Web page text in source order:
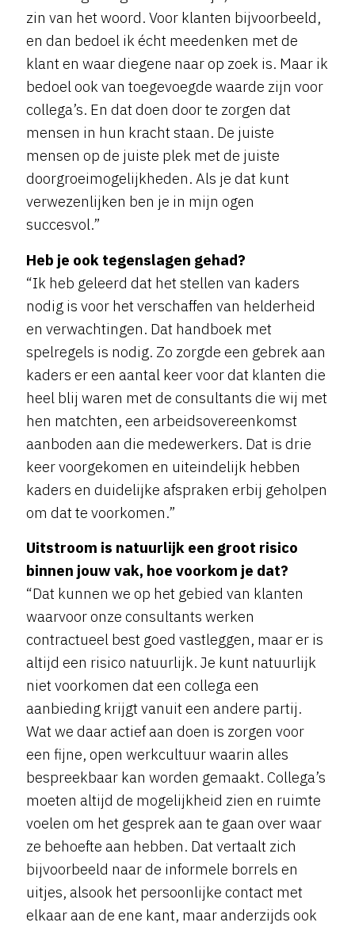
zin van het woord. Voor klanten bijvoorbeeld,
en dan bedoel ik écht meedenken met de
klant en waar diegene naar op zoek is. Maar ik
bedoel ook van toegevoegde waarde zijn voor
collega’s. En dat doen door te zorgen dat
mensen in hun kracht staan. De juiste
mensen op de juiste plek met de juiste
doorgroeimogelijkheden. Als je dat kunt
verwezenlijken ben je in mijn ogen
succesvol.”
Heb je ook tegenslagen gehad?
“Ik heb geleerd dat het stellen van kaders
nodig is voor het verschaffen van helderheid
en verwachtingen. Dat handboek met
spelregels is nodig. Zo zorgde een gebrek aan
kaders er een aantal keer voor dat klanten die
heel blij waren met de consultants die wij met
hen matchten, een arbeidsovereenkomst
aanboden aan die medewerkers. Dat is drie
keer voorgekomen en uiteindelijk hebben
kaders en duidelijke afspraken erbij geholpen
om dat te voorkomen.”
Uitstroom is natuurlijk een groot risico
binnen jouw vak, hoe voorkom je dat?
“Dat kunnen we op het gebied van klanten
waarvoor onze consultants werken
contractueel best goed vastleggen, maar er is
altijd een risico natuurlijk. Je kunt natuurlijk
niet voorkomen dat een collega een
aanbieding krijgt vanuit een andere partij.
Wat we daar actief aan doen is zorgen voor
een fijne, open werkcultuur waarin alles
bespreekbaar kan worden gemaakt. Collega’s
moeten altijd de mogelijkheid zien en ruimte
voelen om het gesprek aan te gaan over waar
ze behoefte aan hebben. Dat vertaalt zich
bijvoorbeeld naar de informele borrels en
uitjes, alsook het persoonlijke contact met
elkaar aan de ene kant, maar anderzijds ook